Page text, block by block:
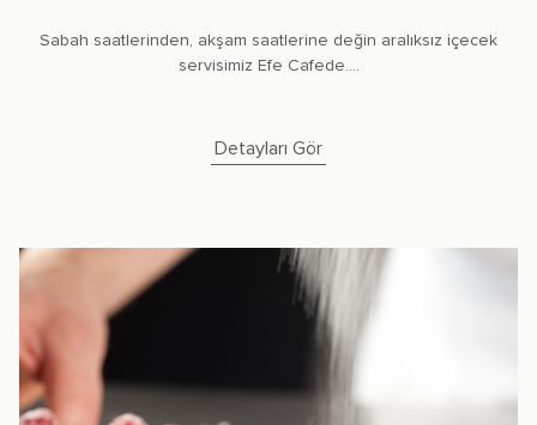
Sabah saatlerinden, akşam saatlerine değin aralıksız içecek
servisimiz Efe Cafede....
Detayları Gör